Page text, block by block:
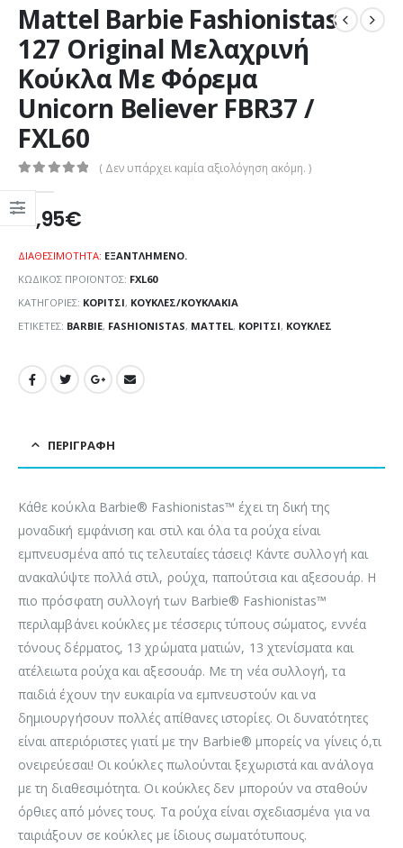
Mattel Barbie Fashionistas
127 Original Μελαχρινή
Κούκλα Με Φόρεμα
Unicorn Believer FBR37 /
FXL60
( Δεν υπάρχει καμία αξιολόγηση ακόμη. )
12,95€
ΔΙΑΘΕΣΙΜΌΤΗΤΑ: ΕΞΑΝΤΛΗΜΈΝΟ.
ΚΩΔΙΚΌΣ ΠΡΟΪΌΝΤΟΣ: FXL60
ΚΑΤΗΓΟΡΊΕΣ: ΚΟΡΊΤΣΙ, ΚΟΎΚΛΕΣ/ΚΟΥΚΛΆΚΙΑ
ΕΤΙΚΈΤΕΣ: BARBIE, FASHIONISTAS, MATTEL, ΚΟΡΊΤΣΙ, ΚΟΎΚΛΕΣ
ΠΕΡΙΓΡΑΦΉ
Κάθε κούκλα Barbie® Fashionistas™ έχει τη δική της
μοναδική εμφάνιση και στιλ και όλα τα ρούχα είναι
εμπνευσμένα από τις τελευταίες τάσεις! Κάντε συλλογή και
ανακαλύψτε πολλά στιλ, ρούχα, παπούτσια και αξεσουάρ. Η
πιο πρόσφατη συλλογή των Barbie® Fashionistas™
περιλαμβάνει κούκλες με τέσσερις τύπους σώματος, εννέα
τόνους δέρματος, 13 χρώματα ματιών, 13 χτενίσματα και
ατέλειωτα ρούχα και αξεσουάρ. Με τη νέα συλλογή, τα
παιδιά έχουν την ευκαιρία να εμπνευστούν και να
δημιουργήσουν πολλές απίθανες ιστορίες. Οι δυνατότητες
είναι απεριόριστες γιατί με την Barbie® μπορείς να γίνεις ό,τι
ονειρεύεσαι! Οι κούκλες πωλούνται ξεχωριστά και ανάλογα
με τη διαθεσιμότητα. Οι κούκλες δεν μπορούν να σταθούν
όρθιες από μόνες τους. Τα ρούχα είναι σχεδιασμένα για να
ταιριάξουν σε κούκλες με ίδιους σωματότυπους.